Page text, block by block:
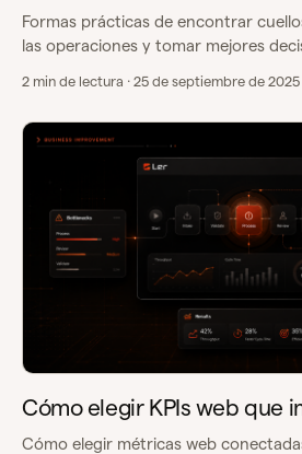
Formas prácticas de encontrar
las operaciones y tomar mejores
2 min de lectura · 25 de septiembre de
Cómo elegir KPIs web que
Cómo elegir métricas web